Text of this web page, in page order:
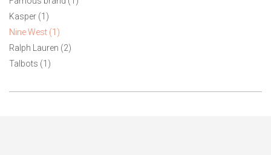
Элегантное бежевое платье на подкладе от Nine West.
Приталенный силуэт. Эффектная контрастная отделка с
декоративными отверстиями. Маркировка американский 12-й
маломерит на р.50.
Kasper (1)
Nine West (1)
Ralph Lauren (2)
Talbots (1)